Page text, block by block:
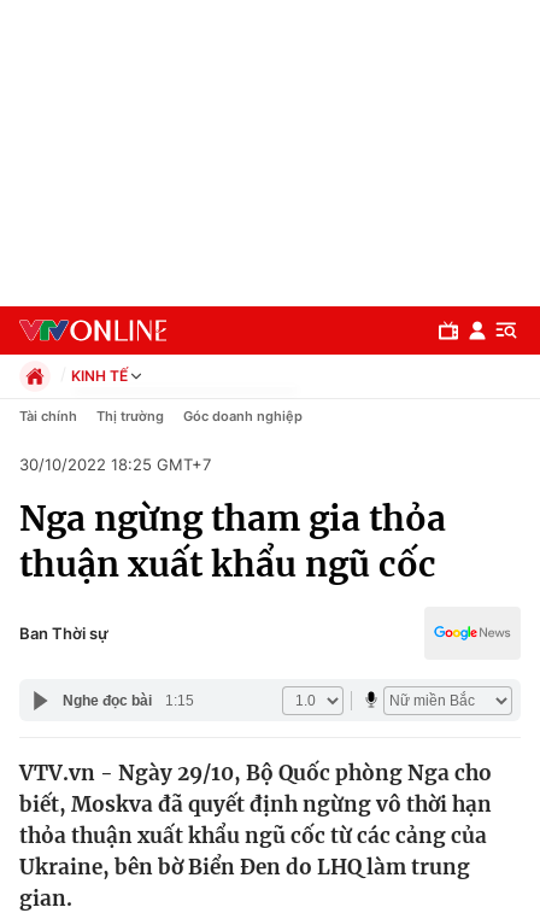
Chuyên mục
Chính trị
Pháp luật
Thế giới
Tin tức
Kinh tế
KINH TẾ
Chính trị
Pháp luật
Kinh tế
Thể thao
Truyền hình
Y tế
Công nghệ
Tài chính Thị trường Góc doanh nghiệp
30/10/2022 18:25 GMT+7
Nga ngừng tham gia thỏa
thuận xuất khẩu ngũ cốc
Ban Thời sự
Nghe đọc bài 1:15
VTV.vn - Ngày 29/10, Bộ Quốc phòng Nga cho
biết, Moskva đã quyết định ngừng vô thời hạn
thỏa thuận xuất khẩu ngũ cốc từ các cảng của
Ukraine, bên bờ Biển Đen do LHQ làm trung
gian.